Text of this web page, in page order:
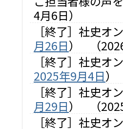
4月6日）
［終了］社史オ
月26日）
（
［終了］社史オ
2025年9月4日）
［終了］社史オ
月29日）
（
［終了］社史オ